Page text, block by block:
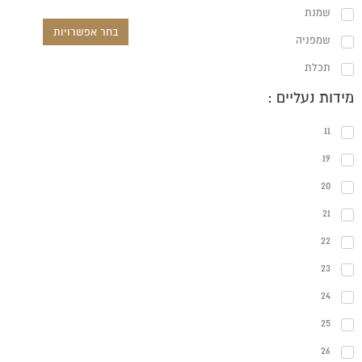
שמנת
שמפניה
תכלת
מידות נעליים :
11
19
20
21
22
23
24
25
26
בחר אפשרויות